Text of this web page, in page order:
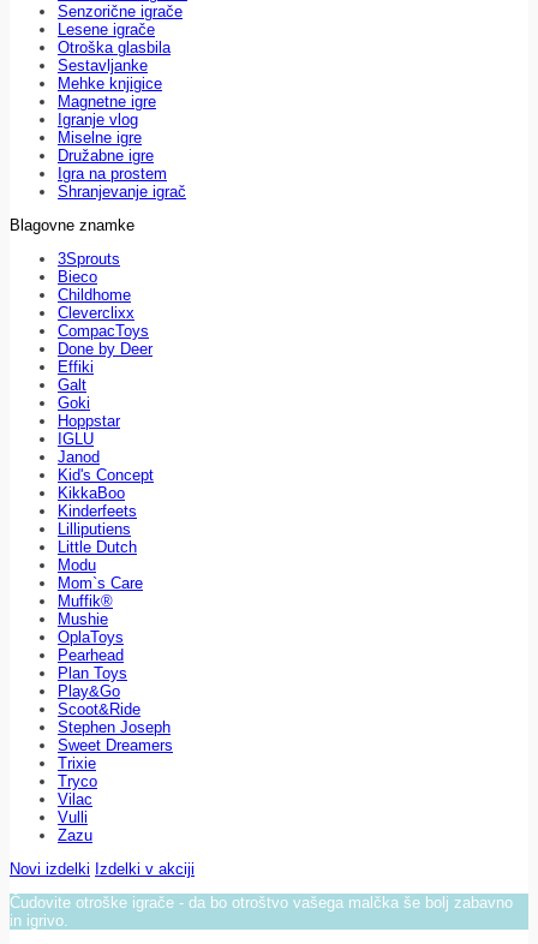
Senzorične igrače
Lesene igrače
Otroška glasbila
Sestavljanke
Mehke knjigice
Magnetne igre
Igranje vlog
Miselne igre
Družabne igre
Igra na prostem
Shranjevanje igrač
Blagovne znamke
3Sprouts
Bieco
Childhome
Cleverclixx
CompacToys
Done by Deer
Effiki
Galt
Goki
Hoppstar
IGLU
Janod
Kid's Concept
KikkaBoo
Kinderfeets
Lilliputiens
Little Dutch
Modu
Mom`s Care
Muffik®
Mushie
OplaToys
Pearhead
Plan Toys
Play&Go
Scoot&Ride
Stephen Joseph
Sweet Dreamers
Trixie
Tryco
Vilac
Vulli
Zazu
Novi izdelki Izdelki v akciji
Čudovite otroške igrače - da bo otroštvo vašega malčka še bolj zabavno
in igrivo.